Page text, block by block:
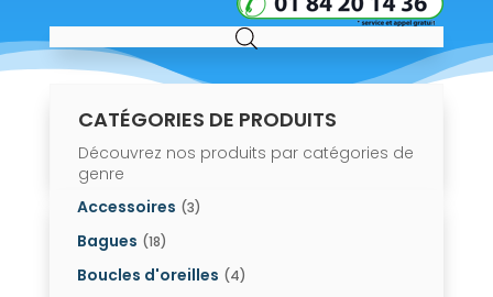
CATÉGORIES DE PRODUITS
Découvrez nos produits par catégories de
genre
Accessoires (3)
Bagues (18)
Boucles d'oreilles (4)